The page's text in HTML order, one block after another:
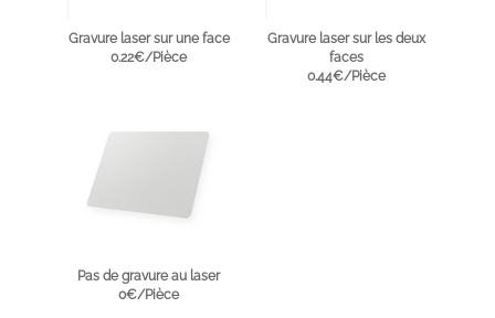
Gravure laser sur une face
0.22€/Pièce
Gravure laser sur les deux
faces
0.44€/Pièce
Pas de gravure au laser
0€/Pièce